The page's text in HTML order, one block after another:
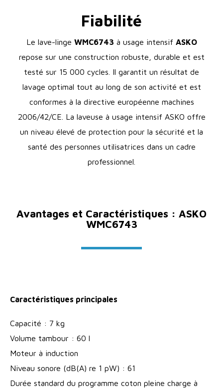
Fiabilité
Le lave-linge WMC6743 à usage intensif ASKO
repose sur une construction robuste, durable et est
testé sur 15 000 cycles. Il garantit un résultat de
lavage optimal tout au long de son activité et est
conformes à la directive européenne machines
2006/42/CE. La laveuse à usage intensif ASKO offre
un niveau élevé de protection pour la sécurité et la
santé des personnes utilisatrices dans un cadre
professionnel.
Avantages et Caractéristiques : ASKO
WMC6743
Caractéristiques principales
Capacité : 7 kg
Volume tambour : 60 l
Moteur à induction
Niveau sonore (dB(A) re 1 pW) : 61
Durée standard du programme coton pleine charge à